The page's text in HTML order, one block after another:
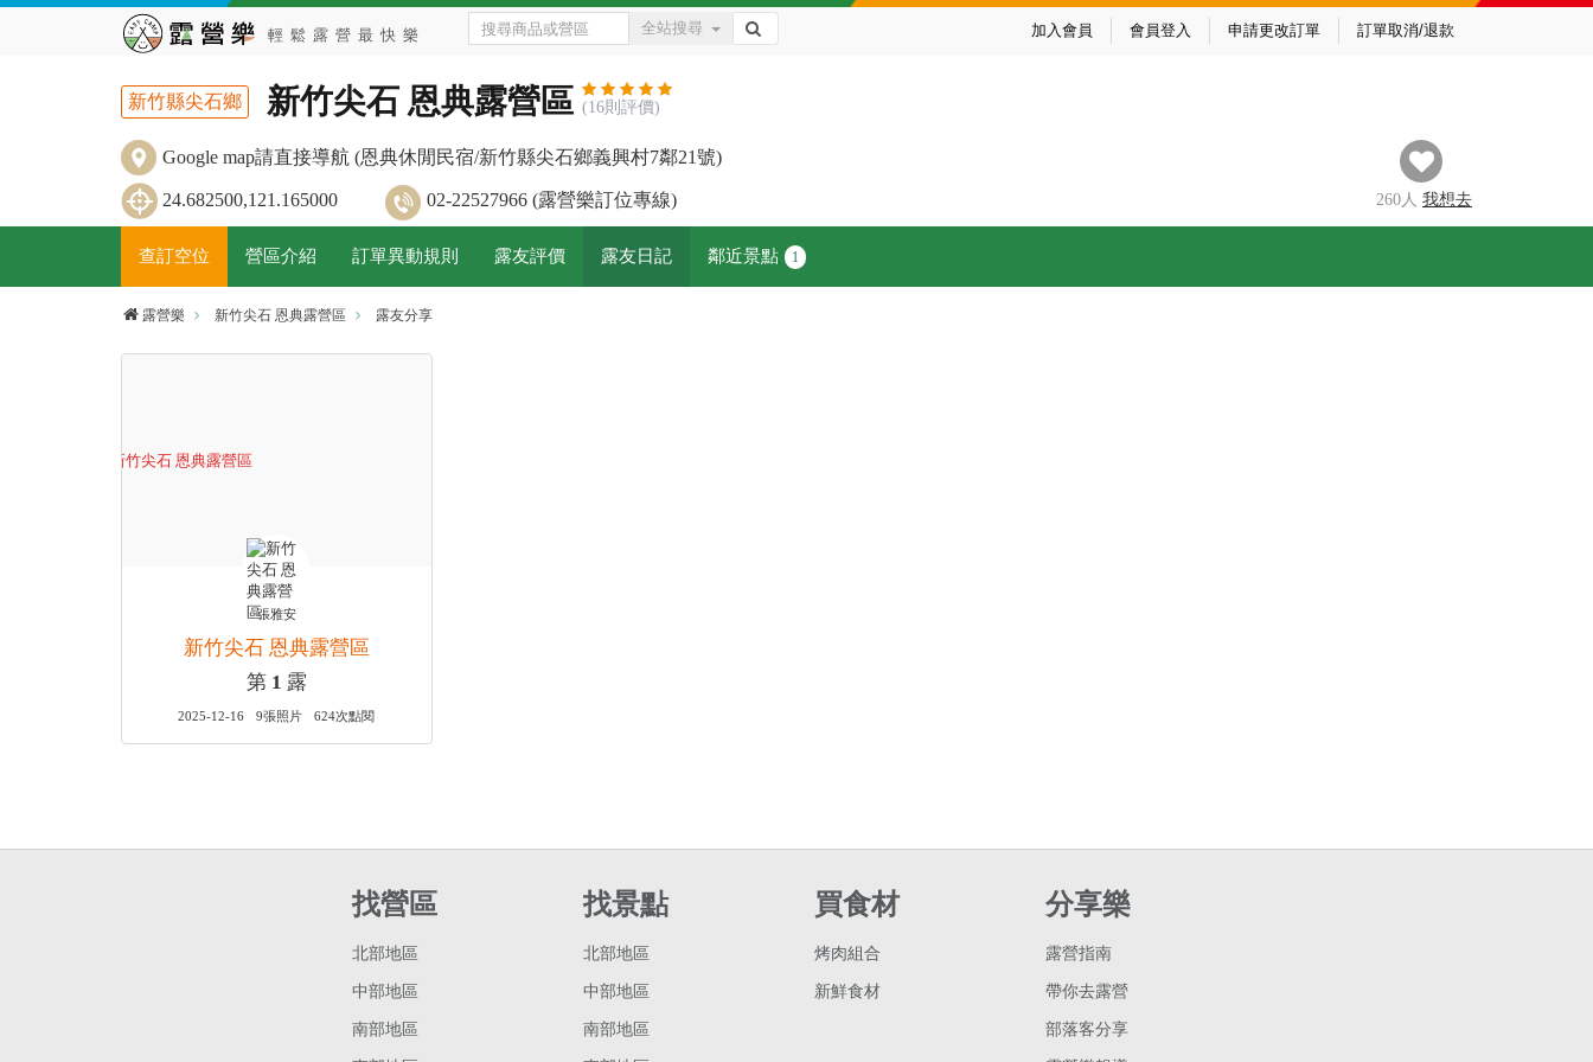
全站搜尋 加入會員 會員登入 申請更改訂單 訂單取消/退款
新竹縣尖石鄉 新竹尖石 恩典露營區 (16則評價)
Google map請直接導航 (恩典休閒民宿/新竹縣尖石鄉義興村7鄰21號)
24.682500,121.165000 02-22527966 (露營樂訂位專線) 260人 我想去
查訂空位 營區介紹 訂單異動規則 露友評價 露友日記 鄰近景點 1
露營樂 新竹尖石 恩典露營區 露友分享
張雅安
新竹尖石 恩典露營區
第 1 露
2025-12-16 9張照片 624次點閱
找營區
北部地區
中部地區
南部地區
找景點
北部地區
中部地區
南部地區
買食材
烤肉組合
新鮮食材
分享樂
露營指南
帶你去露營
部落客分享